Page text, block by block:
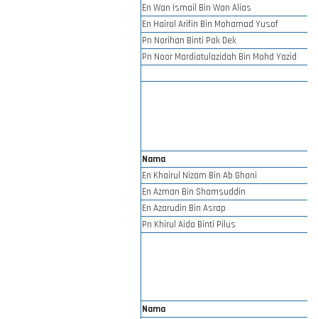
En Wan Ismail Bin Wan Alias
En Hairol Arifin Bin Mohamad Yusof
Pn Norihan Binti Pak Dek
Pn Noor Mardiatulazidah Bin Mohd Yazid
Nama
En Khairul Nizam Bin Ab Ghani
En Azman Bin Shamsuddin
En Azarudin Bin Asrap
Pn Khirul Aida Binti Pilus
Nama